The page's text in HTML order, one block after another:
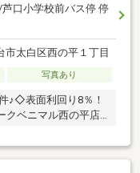
口小学校前バス停 停
市太白区西の平１丁目
写真あり
♪◇表面利回り8％！
ベニマル西の平店